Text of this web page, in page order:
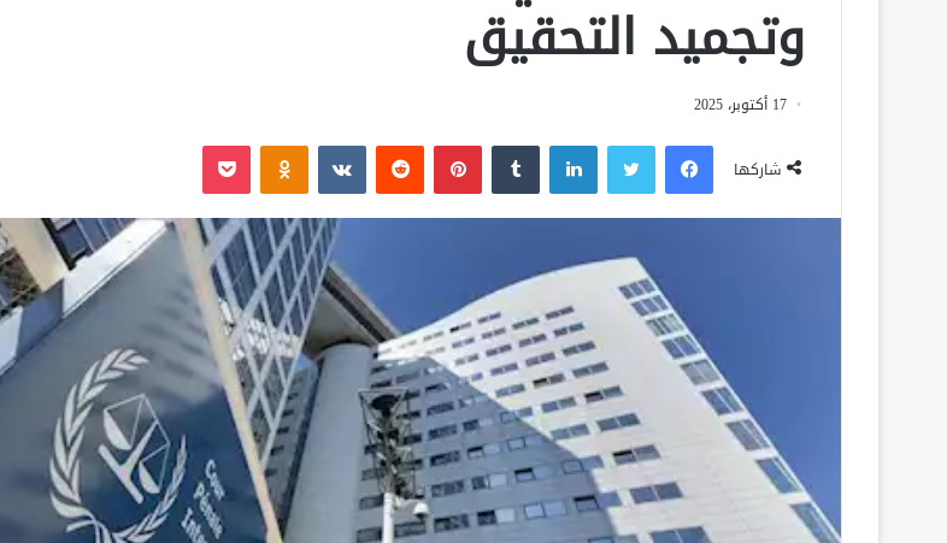
وتجميد التحقيق
17 أكتوبر، 2025
شاركها
فيسبوك لينكدإن بينتيريست